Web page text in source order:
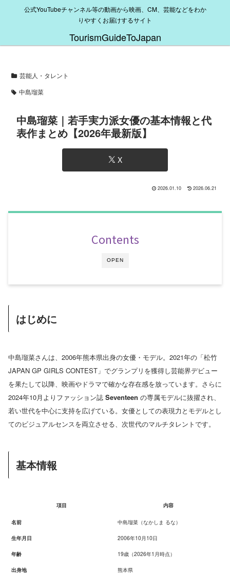
公式YouTubeチャンネル等の動画から映画、CM、芸能などをわか
りやすくお届けするサイト
TourismGuideToJapan
芸能人・タレント
中島瑠菜
中島瑠菜｜若手実力派女優の基本情報と代
表作まとめ【2026年最新版】
X
2026.01.10 2026.06.21
OPEN
Contents
はじめに
中島瑠菜さんは、2006年熊本県出身の女優・モデル。2021年の「松竹
JAPAN GP GIRLS CONTEST」でグランプリを獲得し芸能界デビュー
を果たして以降、映画やドラマで確かな存在感を放っています。さらに
2024年10月よりファッション誌 Seventeen の専属モデルに抜擢され、
若い世代を中心に支持を広げている。女優としての表現力とモデルとし
てのビジュアルセンスを両立させる、次世代のマルチタレントです。
基本情報
項目 内容
名前 中島瑠菜（なかしま るな）
生年月日 2006年10月10日
年齢 19歳（2026年1月時点）
出身地 熊本県